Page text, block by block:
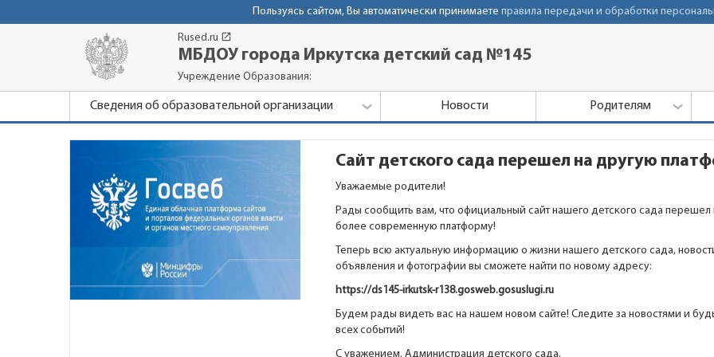
Пользуясь сайтом, Вы автоматически принимаете правила передачи и обработки
Rused.ru launch
МБДОУ города Иркутска детский сад №145
Учреждение Образования:
Сведения об образовательной организации Новости Родителям
Сайт детского сада перешел на другую
Уважаемые родители!
Рады сообщить вам, что официальный сайт нашего детского сада перешел
более современную платформу!
Теперь всю актуальную информацию о жизни нашего детского сада,
объявления и фотографии вы сможете найти по новому адресу:
https://ds145-irkutsk-r138.gosweb.gosuslugi.ru
Будем рады видеть вас на нашем новом сайте! Следите за новостями и
всех событий!
С уважением, Администрация детского сада.